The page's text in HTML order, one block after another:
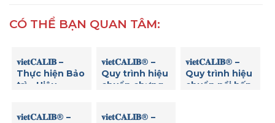
CÓ THỂ BẠN QUAN TÂM:
𝐯𝐢𝐞𝐭𝐂𝐀𝐋𝐈𝐁 –
Thực hiện Bảo
trì – Hiệu
rã) viên thuốc
𝐯𝐢𝐞𝐭𝐂𝐀𝐋𝐈𝐁® –
Quy trình hiệu
chuẩn chưng
𝐯𝐢𝐞𝐭𝐂𝐀𝐋𝐈𝐁® –
Quy trình hiệu
chuẩn nồi hấp
𝐯𝐢𝐞𝐭𝐂𝐀𝐋𝐈𝐁® –
𝐯𝐢𝐞𝐭𝐂𝐀𝐋𝐈𝐁® –